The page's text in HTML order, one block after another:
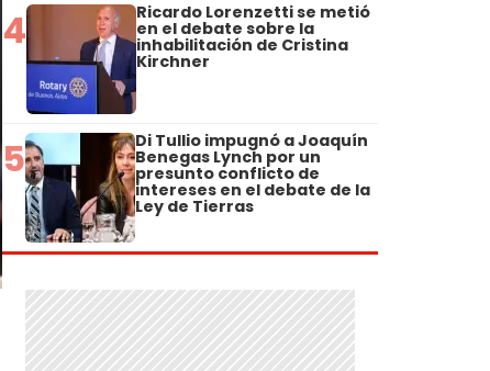
4 Ricardo Lorenzetti se metió
en el debate sobre la
inhabilitación de Cristina
Kirchner
5 Di Tullio impugnó a Joaquín
Benegas Lynch por un
presunto conflicto de
intereses en el debate de la
Ley de Tierras